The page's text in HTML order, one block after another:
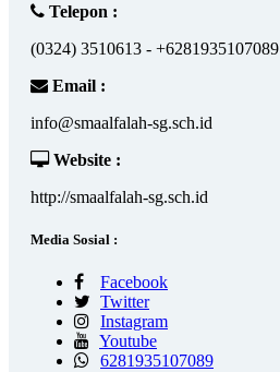
Telepon :
(0324) 3510613 - +6281935107089
Email :
info@smaalfalah-sg.sch.id
Website :
http://smaalfalah-sg.sch.id
Media Sosial :
Facebook
Twitter
Instagram
Youtube
6281935107089